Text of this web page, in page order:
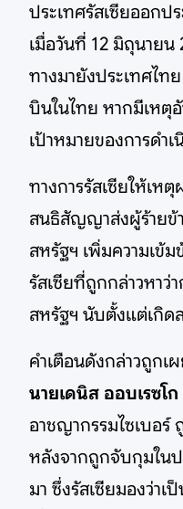
ประเทศรัสเซียออกป
เมื่อวันที่ 12 มิถุนายน
ทางมายังประเทศไท
บินในไทย หากมีเหตุ
เป้าหมายของการดำ
ทางการรัสเซียให้เห
สนธิสัญญาส่งผู้ร้ายข้
สหรัฐฯ เพิ่มความเข้
รัสเซียที่ถูกกล่าวหาว่
สหรัฐฯ นับตั้งแต่เกิด
คำเตือนดังกล่าวถูกเ
นายเดนิส ออบเรซโก
อาชญากรรมไซเบอร์
หลังจากถูกจับกุมใน
มา ซึ่งรัสเซียมองว่า